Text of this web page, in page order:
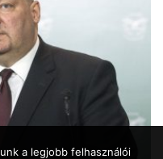
a legjobb felhasználói